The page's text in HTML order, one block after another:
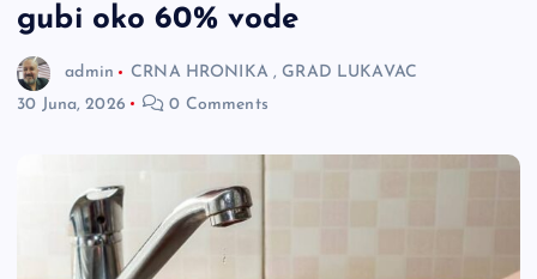
gubi oko 60% vode
admin CRNA HRONIKA, GRAD LUKAVAC
30 Juna, 2026
0 Comments